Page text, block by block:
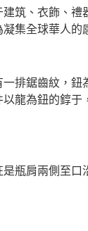
、衣飾、禮
集全球華人的
鋸齒紋，鈕
龍為鈕的錞
瓶肩兩側至口